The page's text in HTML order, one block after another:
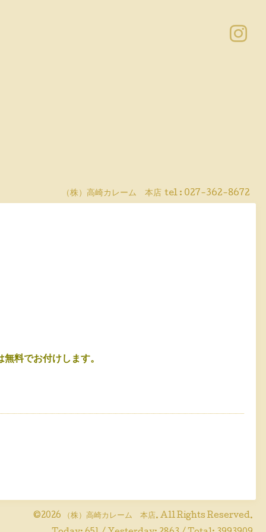
（株）高崎カレーム 本店 tel : 027-362-8672
料でお付けします。
©2026 （株）高崎カレーム 本店. All Rights Reserved.